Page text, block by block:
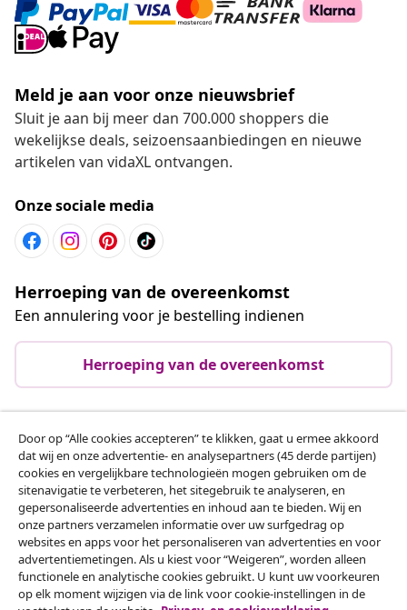
Meld je aan voor onze nieuwsbrief
Sluit je aan bij meer dan 700.000 shoppers die
wekelijkse deals, seizoensaanbiedingen en nieuwe
artikelen van vidaXL ontvangen.
Onze sociale media
Herroeping van de overeenkomst
Een annulering voor je bestelling indienen
Herroeping van de overeenkomst
Klantenservice
Zakelijk
vidaXL
Ontdek meer
Door op “Alle cookies accepteren” te klikken, gaat u ermee akkoord
dat wij en onze advertentie- en analysepartners (45 derde partijen)
cookies en vergelijkbare technologieën mogen gebruiken om de
sitenavigatie te verbeteren, het sitegebruik te analyseren, en
gepersonaliseerde advertenties en inhoud aan te bieden. Wij en
onze partners verzamelen informatie over uw surfgedrag op
websites en apps voor het personaliseren van advertenties en voor
advertentiemetingen. Als u kiest voor “Weigeren”, worden alleen
functionele en analytische cookies gebruikt. U kunt uw voorkeuren
op elk moment wijzigen via de link voor cookie-instellingen in de